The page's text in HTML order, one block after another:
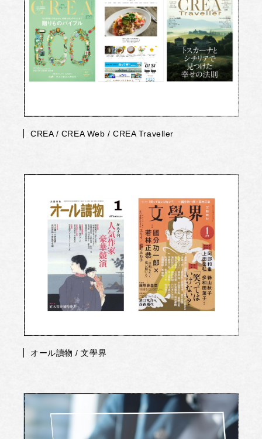
CREA / CREA Web / CREA Traveller
オール讀物 / 文學界